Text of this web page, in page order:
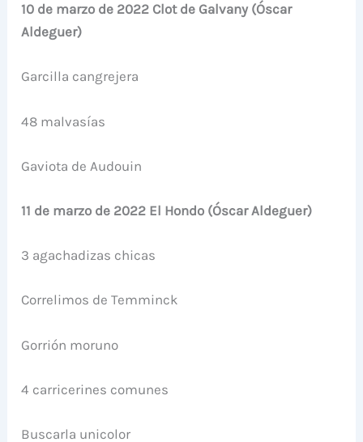
10 de marzo de 2022 Clot de Galvany (Óscar
Aldeguer)
Garcilla cangrejera
48 malvasías
Gaviota de Audouin
11 de marzo de 2022 El Hondo (Óscar Aldeguer)
3 agachadizas chicas
Correlimos de Temminck
Gorrión moruno
4 carricerines comunes
Buscarla unicolor